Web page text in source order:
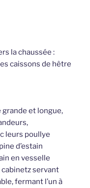
la chaussée :
caissons de hêtre
et longue,
leurs poullye
d’estain
en vesselle
cabinetz servant
fermant l’un à